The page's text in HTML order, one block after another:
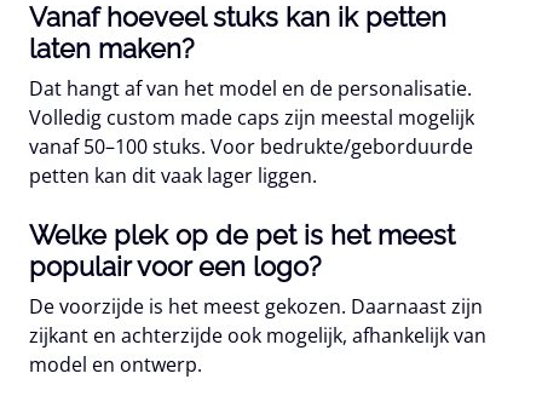
Vanaf hoeveel stuks kan ik petten
laten maken?
Dat hangt af van het model en de personalisatie.
Volledig custom made caps zijn meestal mogelijk
vanaf 50–100 stuks. Voor bedrukte/geborduurde
petten kan dit vaak lager liggen.
Welke plek op de pet is het meest
populair voor een logo?
De voorzijde is het meest gekozen. Daarnaast zijn
zijkant en achterzijde ook mogelijk, afhankelijk van
model en ontwerp.